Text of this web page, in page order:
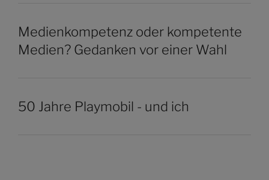
Medienkompetenz oder kompetente
Medien? Gedanken vor einer Wahl
50 Jahre Playmobil - und ich